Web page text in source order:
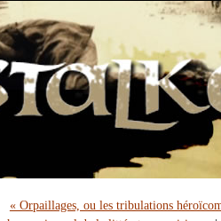
« Orpaillages, ou les tribulations